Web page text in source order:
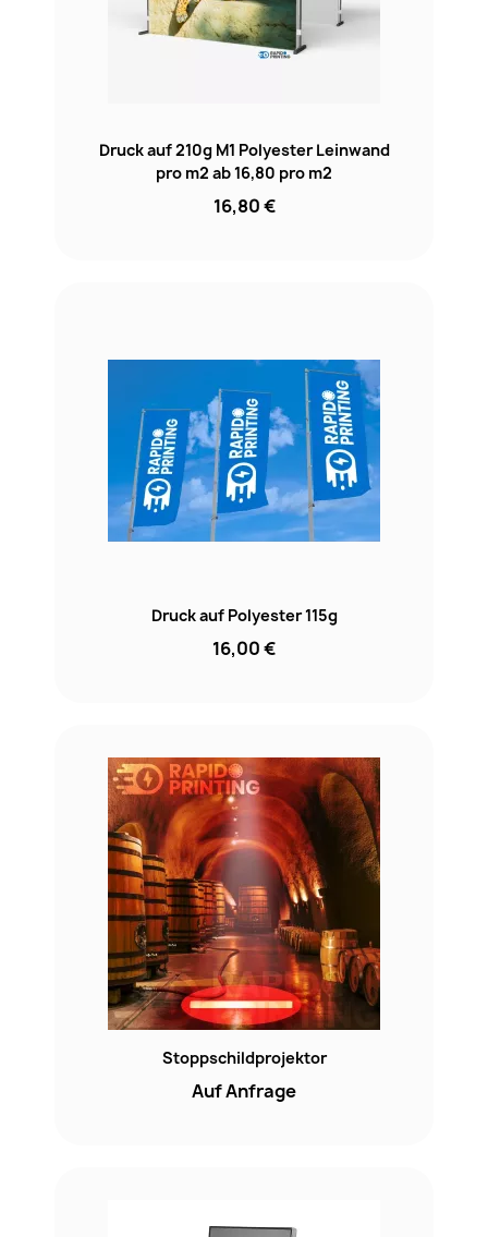
Druck auf 210g M1 Polyester Leinwand
pro m2 ab 16,80 pro m2
16,80 €
Druck auf Polyester 115g
16,00 €
Stoppschildprojektor
Auf Anfrage